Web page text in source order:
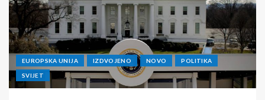
EUROPSKA UNIJA IZDVOJENO NOVO POLITIKA
SVIJET